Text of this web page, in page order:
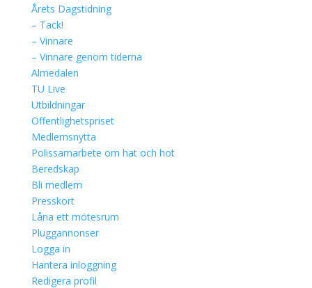
Årets Dagstidning
– Tack!
– Vinnare
– Vinnare genom tiderna
Almedalen
TU Live
Utbildningar
Offentlighetspriset
Medlemsnytta
Polissamarbete om hat och hot
Beredskap
Bli medlem
Presskort
Låna ett mötesrum
Pluggannonser
Logga in
Hantera inloggning
Redigera profil